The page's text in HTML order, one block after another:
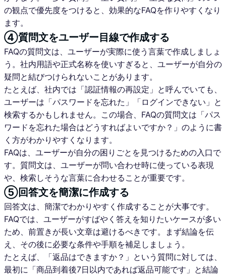
の観点で優先度をつけると、効果的なFAQを作りやすくなり
ます。
④質問文をユーザー目線で作成する
FAQの質問文は、ユーザーが実際に使う言葉で作成しましょ
う。社内用語や正式名称を使いすぎると、ユーザーが自分の
疑問と結びつけられないことがあります。
たとえば、社内では「認証情報の再設定」と呼んでいても、
ユーザーは「パスワードを忘れた」「ログインできない」と
検索するかもしれません。この場合、FAQの質問文は「パス
ワードを忘れた場合はどうすればよいですか？」のように書
く方がわかりやすくなります。
FAQは、ユーザーが自分の困りごとを見つけるための入口で
す。質問文は、ユーザーが問い合わせ時に使っている表現
や、検索しそうな言葉に合わせることが重要です。
⑤回答文を簡潔に作成する
回答文は、簡潔でわかりやすく作成することが大事です。
FAQでは、ユーザーがすばやく答えを知りたいケースが多い
ため、前置きが長い文章は避けるべきです。まず結論を伝
え、その後に必要な条件や手順を補足しましょう。
たとえば、「返品はできますか？」という質問に対しては、
最初に「商品到着後7日以内であれば返品可能です」と結論